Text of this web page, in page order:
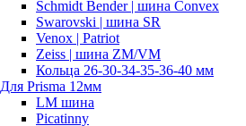
Schmidt Bender | шина Convex
Swarovski | шина SR
Venox | Patriot
Zeiss | шина ZM/VM
Кольца 26-30-34-35-36-40 мм
Для Prisma 12мм
LM шина
Picatinny